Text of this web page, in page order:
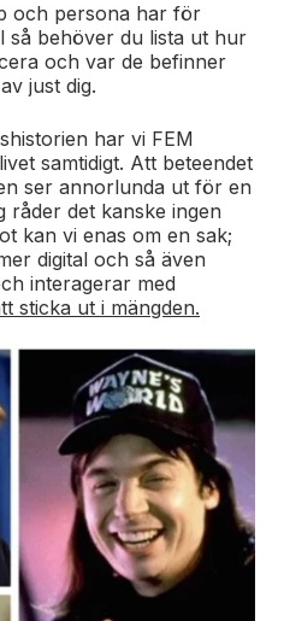
och persona har för
så behöver du lista ut hur
och var de befinner
just dig.
har vi FEM
samtidigt. Att beteendet
ser annorlunda ut för en
råder det kanske ingen
kan vi enas om en sak;
digital och så även
interagerar med
sticka ut i mängden.